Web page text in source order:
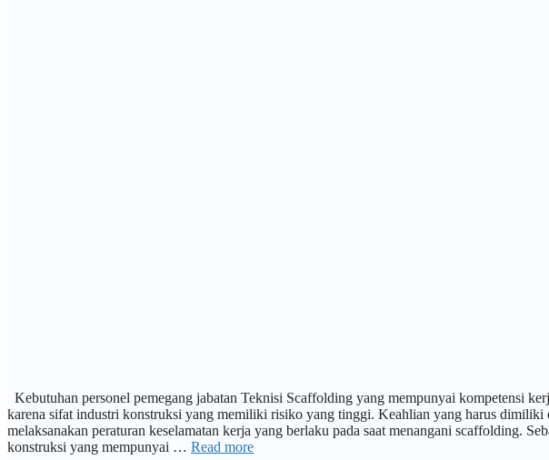
Kebutuhan personel pemegang jabatan Teknisi Scaffolding yang mempunyai kompetensi
karena sifat industri konstruksi yang memiliki risiko yang tinggi. Keahlian yang harus dimiliki
melaksanakan peraturan keselamatan kerja yang berlaku pada saat menangani scaffolding.
konstruksi yang mempunyai … Read more